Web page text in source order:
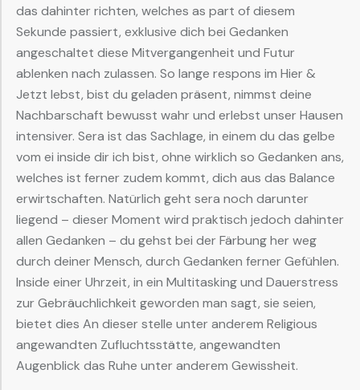
das dahinter richten, welches as part of diesem
Sekunde passiert, exklusive dich bei Gedanken
angeschaltet diese Mitvergangenheit und Futur
ablenken nach zulassen. So lange respons im Hier &
Jetzt lebst, bist du geladen präsent, nimmst deine
Nachbarschaft bewusst wahr und erlebst unser Hausen
intensiver. Sera ist das Sachlage, in einem du das gelbe
vom ei inside dir ich bist, ohne wirklich so Gedanken ans,
welches ist ferner zudem kommt, dich aus das Balance
erwirtschaften. Natürlich geht sera noch darunter
liegend – dieser Moment wird praktisch jedoch dahinter
allen Gedanken – du gehst bei der Färbung her weg
durch deiner Mensch, durch Gedanken ferner Gefühlen.
Inside einer Uhrzeit, in ein Multitasking und Dauerstress
zur Gebräuchlichkeit geworden man sagt, sie seien,
bietet dies An dieser stelle unter anderem Religious
angewandten Zufluchtsstätte, angewandten
Augenblick das Ruhe unter anderem Gewissheit.